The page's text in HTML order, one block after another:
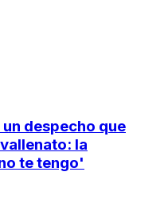
despecho que
la
te tengo'